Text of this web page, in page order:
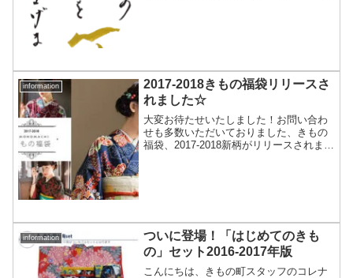
information
2017-2018きもの福袋リリースさ
れました☆
大変お待たせいたしました！お問い合わ
せも多数いただいておりました、きもの
福袋、2017-2018新柄がリリースされまし
information
ついに登場！「はじめてのきも
の」セット2016-2017年版
こんにちは、きもの町スタッフのコレナ